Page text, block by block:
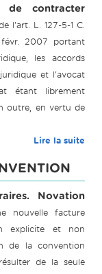
de contracter
l'art. L. 127-5-1 C.
2007 portant
les accords
et l'avocat
étant librement
outre, en vertu de
Lire la suite
Novation
nouvelle facture
explicite et non
de la convention
de la seule